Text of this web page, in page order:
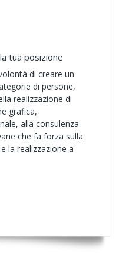
tua posizione
di creare un
di persone,
realizzazione di
grafica,
alla consulenza
che fa forza sulla
la realizzazione a